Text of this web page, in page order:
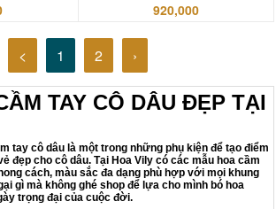
920,000
< 1 2 ›
TAY CÔ DÂU ĐẸP TẠI
tay cô dâu là một trong những phụ kiện để tạo điểm
đẹp cho cô dâu. Tại Hoa Vily có các mẫu hoa cầm
cách, màu sắc đa dạng phù hợp với mọi khung
gì mà không ghé shop để lựa cho mình bó hoa
trọng đại của cuộc đời.